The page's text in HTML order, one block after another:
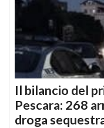
Il bilancio del
Pescara: 268
droga